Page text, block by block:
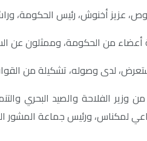
عزيز أخنوش، رئيس الحكومة،
أعضاء من الحكومة، وممثلون عن
لدى وصوله، تشكيلة من
من وزير الفلاحة والصيد
ورئيس جماعة المشور